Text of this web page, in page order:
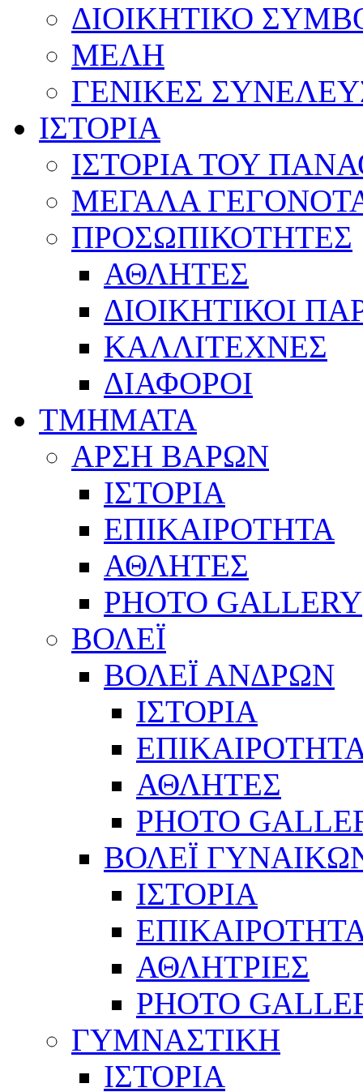
ΔΙΟΙΚΗΤΙΚΟ
ΜΕΛΗ
ΓΕΝΙΚΕΣ
ΙΣΤΟΡΙΑ
ΙΣΤΟΡΙΑ ΤΟΥ
ΜΕΓΑΛΑ
ΠΡΟΣΩΠΙΚΟΤΗΤΕΣ
ΑΘΛΗΤΕΣ
ΔΙΟΙΚΗΤΙΚΟΙ
ΚΑΛΛΙΤΕΧΝΕΣ
ΔΙΑΦΟΡΟΙ
ΤΜΗΜΑΤΑ
ΑΡΣΗ ΒΑΡΩΝ
ΙΣΤΟΡΙΑ
ΕΠΙΚΑΙΡΟΤΗΤΑ
ΑΘΛΗΤΕΣ
PHOTO GALLERY
ΒΟΛΕΪ
ΒΟΛΕΪ ΑΝΔΡΩΝ
ΙΣΤΟΡΙΑ
ΑΘΛΗΤΕΣ
PHOTO
ΒΟΛΕΪ
ΙΣΤΟΡΙΑ
ΑΘΛΗΤΡΙΕΣ
PHOTO
ΓΥΜΝΑΣΤΙΚΗ
ΙΣΤΟΡΙΑ